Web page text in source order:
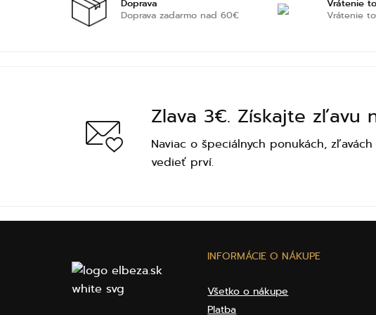
Doprava
Doprava zadarmo nad 60€
Vrátenie
Vrátenie
Zlava 3€. Získajte zľavu
Naviac o špeciálnych ponukách,
vedieť prví.
INFORMÁCIE O NÁKUPE
Všetko o nákupe
Platba